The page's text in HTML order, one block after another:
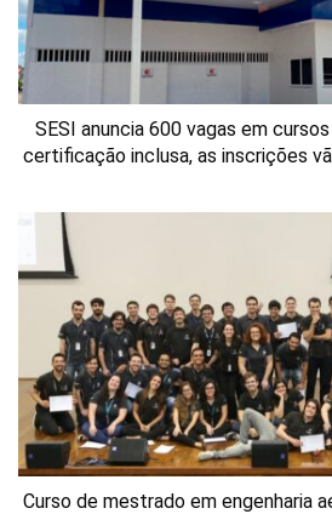
SESI anuncia 600 vagas em
certificação inclusa, as inscrições
Curso de mestrado em engenharia